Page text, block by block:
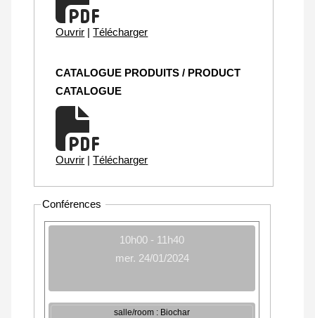
Ouvrir | Télécharger
CATALOGUE PRODUITS / PRODUCT
CATALOGUE
Ouvrir | Télécharger
Conférences
10h00 - 11h40
mer. 24/01/2024
salle/room : Biochar